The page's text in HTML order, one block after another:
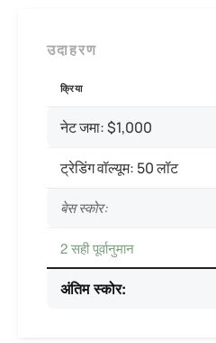
उदाहरण
क्रिया
नेट जमा: $1,000
ट्रेडिंग वॉल्यूम: 50 लॉट
बेस स्कोर:
2 सही पूर्वानुमान
अंतिम स्कोर: